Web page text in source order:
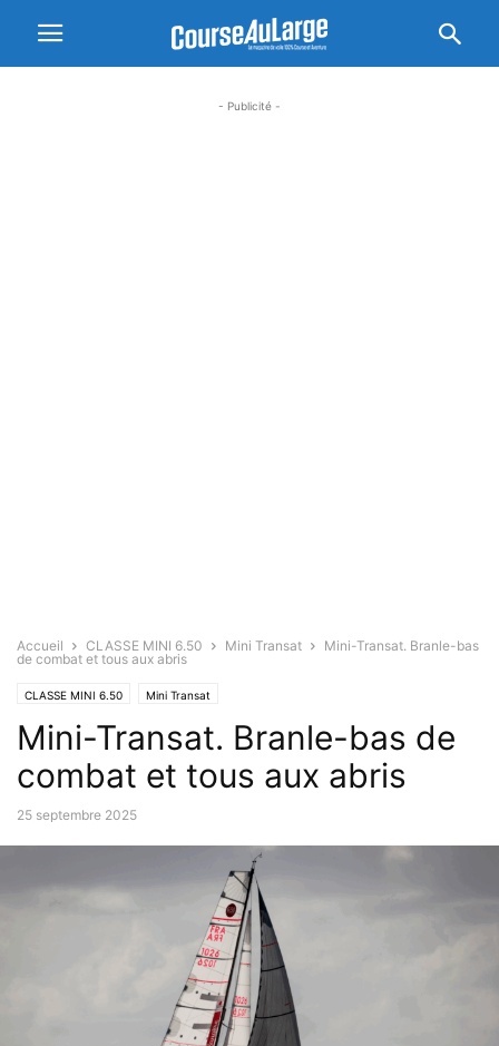
- Publicité -
Accueil CLASSE MINI 6.50 Mini Transat
Mini-Transat. Branle-bas
de combat et tous aux abris
CLASSE MINI 6.50 Mini Transat
Mini-Transat. Branle-bas de
combat et tous aux abris
25 septembre 2025